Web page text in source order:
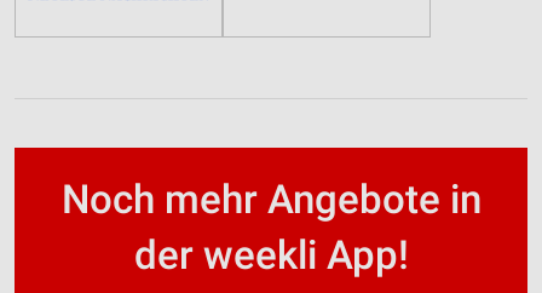
Noch mehr Angebote in
der weekli App!